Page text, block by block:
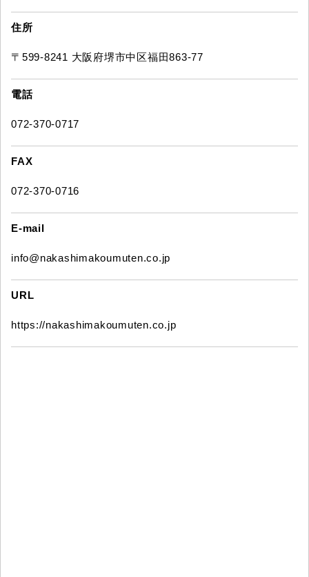
住所
〒599-8241 大阪府堺市中区福田863-77
電話
072-370-0717
FAX
072-370-0716
E-mail
info@nakashimakoumuten.co.jp
URL
https://nakashimakoumuten.co.jp